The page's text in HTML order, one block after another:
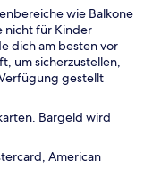
wie Balkone
nicht für Kinder
dich am besten vor
um sicherzustellen,
gestellt
Bargeld wird
American